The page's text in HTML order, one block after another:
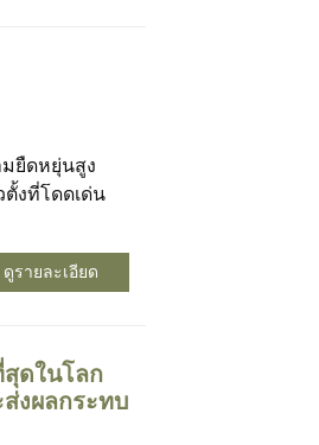
ยืดหยุ่นสูง
งที่โดดเด่น
ดูรายละเอียด
ดในโลก
งผลกระทบ